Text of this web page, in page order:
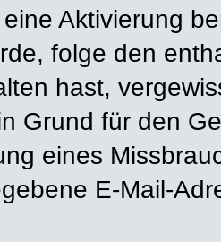
Aktivierung
folge den
hast,
Grund für den
eines
E-Mail-